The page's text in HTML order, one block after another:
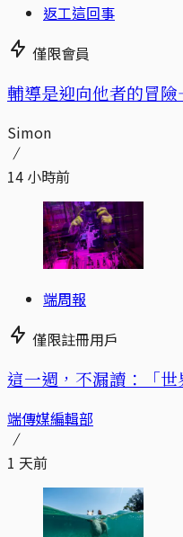
返工這回事
僅限會員
輔導是迎向他者的冒
Simon
14 小時前
端周報
僅限註冊用戶
這一週，不漏讀：「
端傳媒編輯部
1 天前